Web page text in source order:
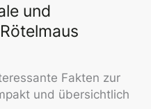
und
Fakten zur
und übersichtlich